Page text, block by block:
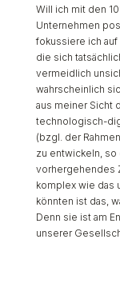
Will ich mit den
Unternehmen
fokussiere ich auf
die sich
vermeidlich
wahrscheinlich
aus meiner Sicht
technologisch-
(bzgl. der
zu entwickeln, so
vorhergehendes
komplex wie das
könnten ist das,
Denn sie ist am
unserer